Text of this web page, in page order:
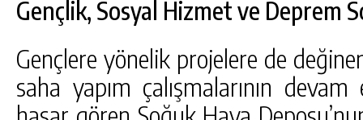
Gençlik, Sosyal Hizmet ve Deprem
Gençlere yönelik projelere de
saha yapım çalışmalarının